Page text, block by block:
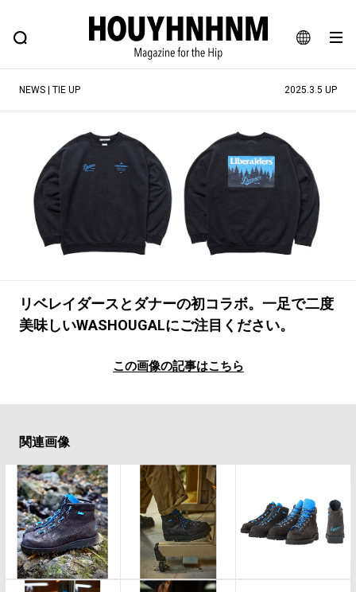
JA
EN
FEATURE BLOG SNAP
ヒップなファッション、カルチャー、ライフスタイルWEBマガジン
#注目のタグ
#SHOPPING ADDICT #憧れの逸品
#ESSENTIAL DESIGNS #古着サミット
#マイナーグッド図鑑
#路地裏てぃーん。 #MONTHLY JOURNAL
#GH 銘品の所以 #フイナムのYouTube
#Commune H #FOCUS IT #AH.H
#ととけん #FASHION #MUSIC #MOVIE
NEWS | TIE UP 2025.3.5 UP
リベレイダースとダナーの初コラボ。一足で二度
美味しいWASHOUGALにご注目ください。
この画像の記事はこちら
関連画像